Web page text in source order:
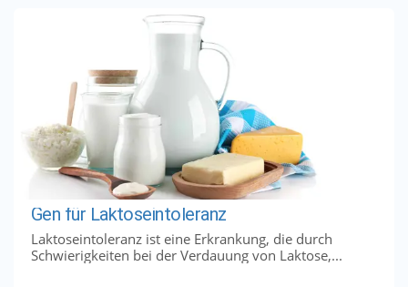
Gen für Laktoseintoleranz
Laktoseintoleranz ist eine Erkrankung, die durch
Schwierigkeiten bei der Verdauung von Laktose,...